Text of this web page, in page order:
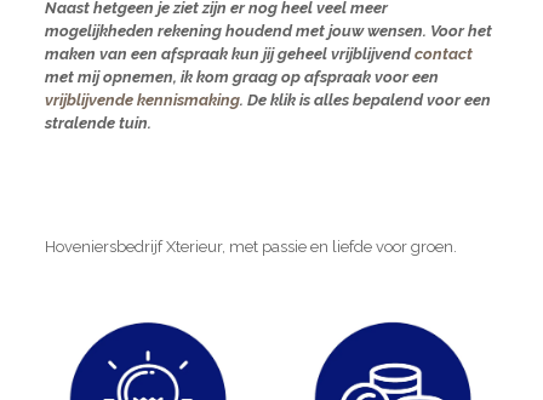
Naast hetgeen je ziet zijn er nog heel veel meer
mogelijkheden rekening houdend met jouw wensen. Voor het
maken van een afspraak kun jij geheel vrijblijvendcontact
met mij opnemen, ik kom graag op afspraak voor een
vrijblijvende kennismaking. De klik is alles bepalend voor een
stralende tuin.
Hoveniersbedrijf Xterieur, met passie en liefde voor groen.